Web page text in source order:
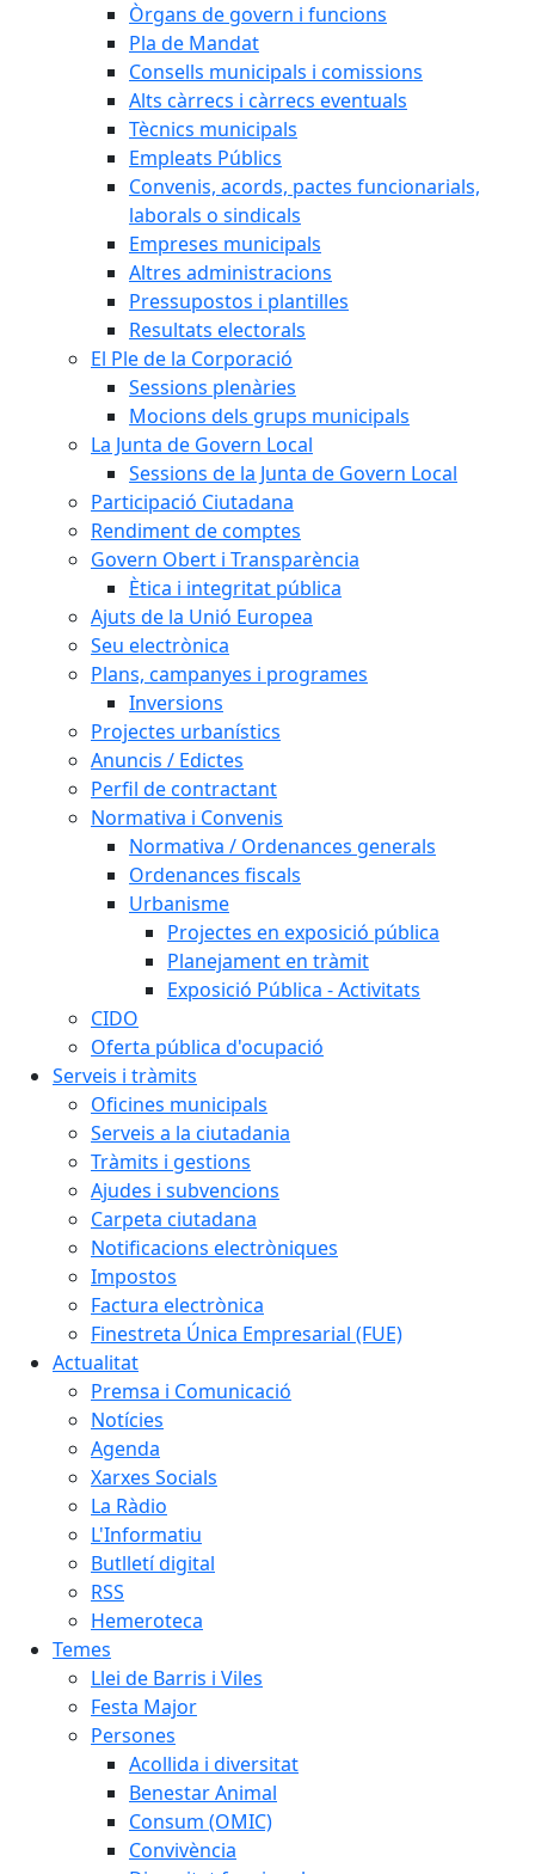
Òrgans de govern i funcions
Pla de Mandat
Consells municipals i comissions
Alts càrrecs i càrrecs eventuals
Tècnics municipals
Empleats Públics
Convenis, acords, pactes funcionarials,
laborals o sindicals
Empreses municipals
Altres administracions
Pressupostos i plantilles
Resultats electorals
El Ple de la Corporació
Sessions plenàries
Mocions dels grups municipals
La Junta de Govern Local
Sessions de la Junta de Govern Local
Participació Ciutadana
Rendiment de comptes
Govern Obert i Transparència
Ètica i integritat pública
Ajuts de la Unió Europea
Seu electrònica
Plans, campanyes i programes
Inversions
Projectes urbanístics
Anuncis / Edictes
Perfil de contractant
Normativa i Convenis
Normativa / Ordenances generals
Ordenances fiscals
Urbanisme
Projectes en exposició pública
Planejament en tràmit
Exposició Pública - Activitats
CIDO
Oferta pública d'ocupació
Serveis i tràmits
Oficines municipals
Serveis a la ciutadania
Tràmits i gestions
Ajudes i subvencions
Carpeta ciutadana
Notificacions electròniques
Impostos
Factura electrònica
Finestreta Única Empresarial (FUE)
Actualitat
Premsa i Comunicació
Notícies
Agenda
Xarxes Socials
La Ràdio
L'Informatiu
Butlletí digital
RSS
Hemeroteca
Temes
Llei de Barris i Viles
Festa Major
Persones
Acollida i diversitat
Benestar Animal
Consum (OMIC)
Convivència